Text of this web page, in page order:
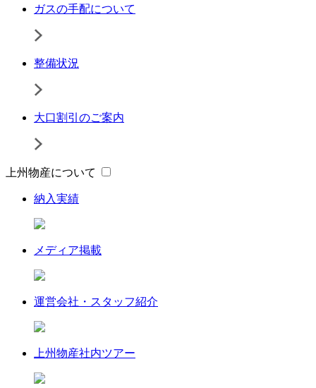
ガスの手配について
整備状況
大口割引のご案内
上州物産について
納入実績
メディア掲載
運営会社・スタッフ紹介
上州物産社内ツアー